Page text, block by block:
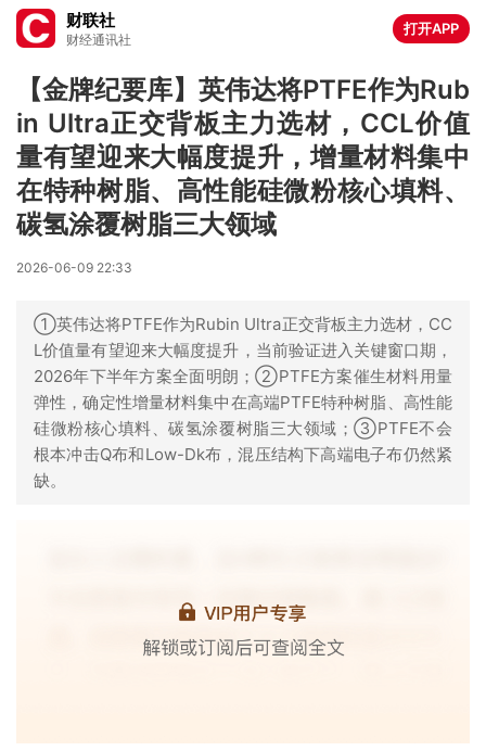
财联社
财经通讯社
打开APP
【金牌纪要库】英伟达将PTFE作为Rub
in Ultra正交背板主力选材，CCL价值
量有望迎来大幅度提升，增量材料集中
在特种树脂、高性能硅微粉核心填料、
碳氢涂覆树脂三大领域
2026-06-09 22:33
①英伟达将PTFE作为Rubin Ultra正交背板主力选材，CC
L价值量有望迎来大幅度提升，当前验证进入关键窗口期，
2026年下半年方案全面明朗；②PTFE方案催生材料用量
弹性，确定性增量材料集中在高端PTFE特种树脂、高性能
硅微粉核心填料、碳氢涂覆树脂三大领域；③PTFE不会
根本冲击Q布和Low-Dk布，混压结构下高端电子布仍然紧
缺。